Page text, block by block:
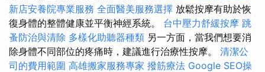
新店安養院專業服務 全面醫美服務選擇 放鬆按摩有助於恢
復身體的整體健康並平衡神經系統。 台中壓力舒緩按摩 跳
蚤防治與清除 多樣化助聽器種類 另一方面，當我們想要消
除身體不同部位的疼痛時，建議進行治療性按摩。 清潔公
司的費用範圍 高雄搬家服務專家 撥筋療法 Google SEO操